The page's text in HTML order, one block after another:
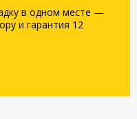
в одном месте —
и гарантия 12